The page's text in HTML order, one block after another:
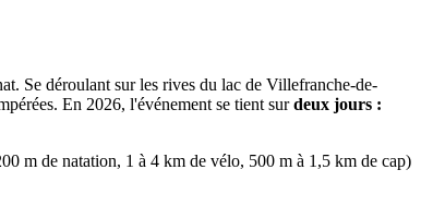
Se déroulant sur les rives du lac de Villefranche-de-
En 2026, l'événement se tient surdeux jours :
m de natation, 1 à 4 km de vélo, 500 m à 1,5 km de cap)